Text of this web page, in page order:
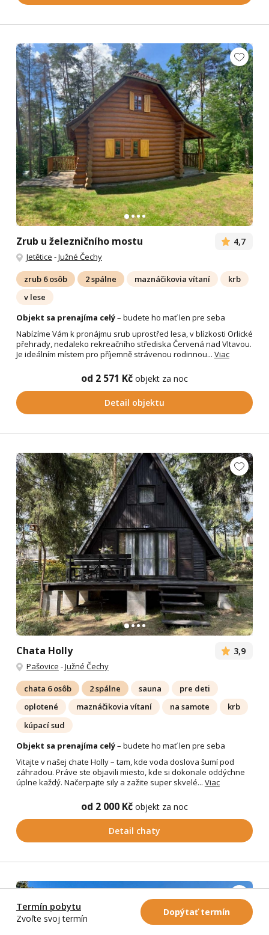
Termín pobytu
Zvoľte svoj termín
Dopýtať termín
Zrub u železničního mostu 4,7
Jetětice -Južné Čechy
zrub 6 osôb 2 spálne maznáčikovia vítaní
krb
v lese
Objekt sa prenajíma celý– budete ho mať len pre seba
Nabízíme Vám k pronájmu srub uprostřed lesa, v blízkosti Orlické
přehrady, nedaleko rekreačního střediska Červená nad Vltavou.
Je ideálním místem pro příjemně strávenou rodinnou... Viac
od 2 571 Kč objekt za noc
Detail objektu
Chata Holly 3,9
Pašovice -Južné Čechy
chata 6 osôb 2 spálne sauna
pre deti
oplotené
maznáčikovia vítaní na samote
krb
kúpací sud
Objekt sa prenajíma celý– budete ho mať len pre seba
Vitajte v našej chate Holly – tam, kde voda doslova šumí pod
záhradou. Práve ste objavili miesto, kde si dokonale oddýchne
úplne každý. Načerpajte sily a zažite super skvelé... Viac
od 2 000 Kč objekt za noc
Detail chaty